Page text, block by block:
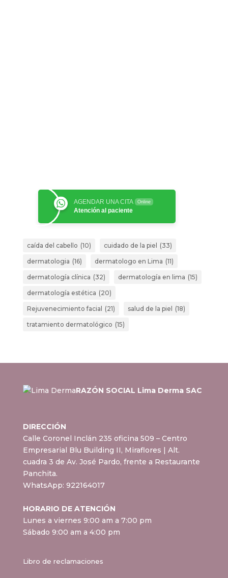
AGENDAR UNA CITA Online
Atención al paciente
caída del cabello (10) cuidado de la piel (33)
dermatologia (16) dermatologo en Lima (11)
dermatología clínica (32) dermatología en lima (15)
dermatología estética (20)
Rejuvenecimiento facial (21) salud de la piel (18)
tratamiento dermatológico (15)
RAZÓN SOCIAL Lima Derma SAC
DIRECCIÓN
Calle Coronel Inclán 235 oficina 509 – Centro
Empresarial Blu Building II, Miraflores | Alt.
cuadra 3 de Av. José Pardo, frente a Restaurante
Panchita.
WhatsApp: 922164017
HORARIO DE ATENCIÓN
Lunes a viernes 9:00 am a 7:00 pm
Sábado 9:00 am a 4:00 pm
Libro de reclamaciones